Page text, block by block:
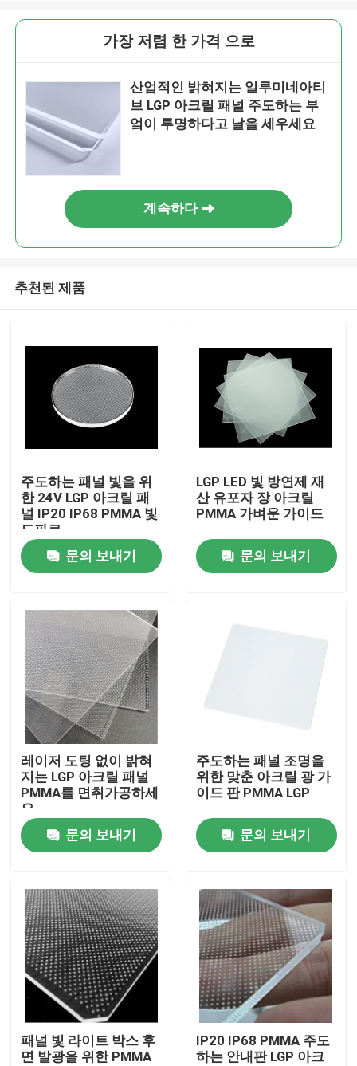
제품 소개
동영상
회사 소개
공장 투어
품질 관리
연락처
뉴스
견적 요청
LED 네온사인 스트립 라이트
가장 저렴 한 가격 으로
산업적인 밝혀지는 일루미네아티
브 LGP 아크릴 패널 주도하는 부
엌이 투명하다고 날을 세우세요
계속하다
추천된 제품
주도하는 패널 빛을 위
한 24V LGP 아크릴 패
널 IP20 IP68 PMMA 빛
도파로
문의 보내기
LGP LED 빛 방연제 재
산 유포자 장 아크릴
PMMA 가벼운 가이드
문의 보내기
레이저 도팅 없이 밝혀
지는 LGP 아크릴 패널
PMMA를 면취가공하세
요
문의 보내기
주도하는 패널 조명을
위한 맞춘 아크릴 광 가
이드 판 PMMA LGP
문의 보내기
패널 빛 라이트 박스 후
면 발광을 위한 PMMA
IP20 IP68 PMMA 주도
하는 안내판 LGP 아크